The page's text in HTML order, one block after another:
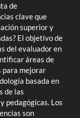
de
clave que
superior y
El objetivo de
del evaluador en
áreas de
para mejorar
basada en
de las
pedagógicas. Los
son